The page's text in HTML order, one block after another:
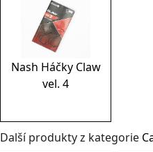
Nash Háčky Claw
vel. 4
Další produkty z kategorie